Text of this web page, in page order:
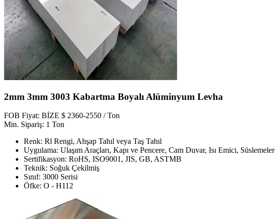
2mm 3mm 3003 Kabartma Boyalı Alüminyum Levha
FOB Fiyat: BİZE $ 2360-2550 / Ton
Min. Sipariş: 1 Ton
Renk: Rl Rengi, Ahşap Tahıl veya Taş Tahıl
Uygulama: Ulaşım Araçları, Kapı ve Pencere, Cam Duvar, Isı Emici, Süslemeler
Sertifikasyon: RoHS, ISO9001, JIS, GB, ASTMB
Teknik: Soğuk Çekilmiş
Sınıf: 3000 Serisi
Öfke: O - H112